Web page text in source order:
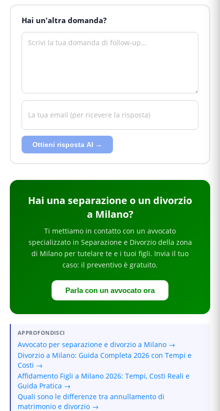
Hai un'altra domanda?
Ottieni risposta AI →
Hai una separazione o un divorzio
a Milano?
Ti mettiamo in contatto con un avvocato
specializzato in Separazione e Divorziodella zona
di Milano per tutelare te e i tuoi figli. Invia il tuo
caso: il preventivo è gratuito.
Parla con un avvocato ora
APPROFONDISCI
Avvocato per separazione e divorzio a Milano →
Divorzio a Milano: Guida Completa 2026 con Tempi e
Costi →
Affidamento Figli a Milano 2026: Tempi, Costi Reali e
Guida Pratica →
Quali sono le differenze tra annullamento di
matrimonio e divorzio →